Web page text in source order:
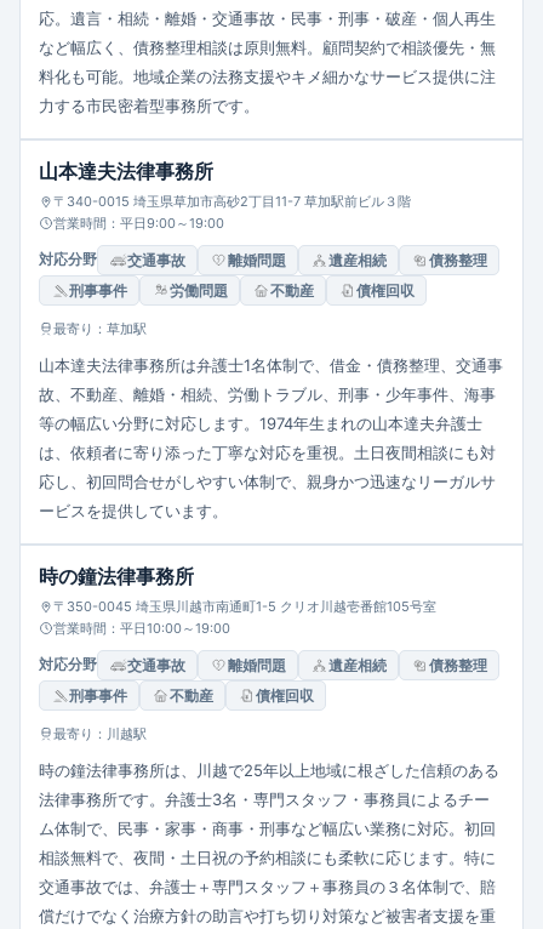
応。遺言・相続・離婚・交通事故・民事・刑事・破産・個人再生
など幅広く、債務整理相談は原則無料。顧問契約で相談優先・無
料化も可能。地域企業の法務支援やキメ細かなサービス提供に注
力する市民密着型事務所です。
山本達夫法律事務所
〒340-0015 埼玉県草加市高砂2丁目11-7 草加駅前ビル３階
営業時間：平日9:00～19:00
対応分野 交通事故 離婚問題 遺産相続
債務整理
刑事事件
労働問題 不動産 債権回収
最寄り：草加駅
山本達夫法律事務所は弁護士1名体制で、借金・債務整理、交通事
故、不動産、離婚・相続、労働トラブル、刑事・少年事件、海事
等の幅広い分野に対応します。1974年生まれの山本達夫弁護士
は、依頼者に寄り添った丁寧な対応を重視。土日夜間相談にも対
応し、初回問合せがしやすい体制で、親身かつ迅速なリーガルサ
ービスを提供しています。
時の鐘法律事務所
〒350-0045 埼玉県川越市南通町1-5 クリオ川越壱番館105号室
営業時間：平日10:00～19:00
対応分野 交通事故 離婚問題 遺産相続
債務整理
刑事事件
不動産 債権回収
最寄り：川越駅
時の鐘法律事務所は、川越で25年以上地域に根ざした信頼のある
法律事務所です。弁護士3名・専門スタッフ・事務員によるチー
ム体制で、民事・家事・商事・刑事など幅広い業務に対応。初回
相談無料で、夜間・土日祝の予約相談にも柔軟に応じます。特に
交通事故では、弁護士＋専門スタッフ＋事務員の３名体制で、賠
償だけでなく治療方針の助言や打ち切り対策など被害者支援を重